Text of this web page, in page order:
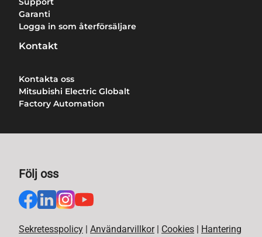
Garanti
Logga in som återförsäljare
Kontakt
Kontakta oss
Mitsubishi Electric Globalt
Factory Automation
Följ oss
Sekretesspolicy Användarvillkor Cookies
Hantering